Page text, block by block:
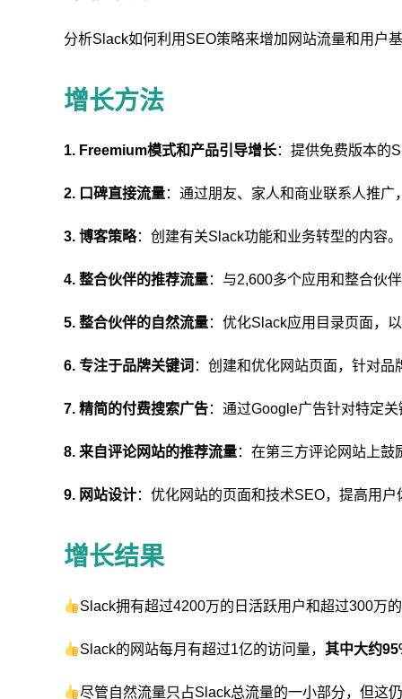
分析Slack如何利用SEO策略来增加网站流量和用户
增长方法
1. Freemium模式和产品引导增长：提供免费版本的
2. 口碑直接流量：通过朋友、家人和商业联系人推
3. 博客策略：创建有关Slack功能和业务转型的内容。
4. 整合伙伴的推荐流量：与2,600多个应用和整合伙
5. 整合伙伴的自然流量：优化Slack应用目录页面，
6. 专注于品牌关键词 ：创建和优化网站页面，针对品
7. 精简的付费搜索广告：通过Google广告针对特定
8. 来自评论网站的推荐流量：在第三方评论网站上鼓
9. 网站设计：优化网站的页面和技术SEO，提高用
增长结果
Slack拥有超过4200万的日活跃用户和超过300万
Slack的网站每月有超过1亿的访问量，其中大约
尽管自然流量只占Slack总流量的一小部分，但这